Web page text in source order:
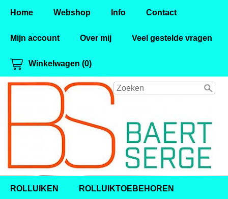
Home Webshop Info Contact
Mijn account Over mij Veel gestelde vragen
Winkelwagen (0)
ROLLUIKEN ROLLUIKTOEBEHOREN